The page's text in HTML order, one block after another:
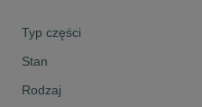
Typ części
Stan
Rodzaj